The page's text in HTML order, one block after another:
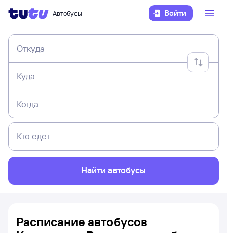
Автобусы Войти
Откуда
Куда
Когда
Кто едет
Найти автобусы
Расписание автобусов